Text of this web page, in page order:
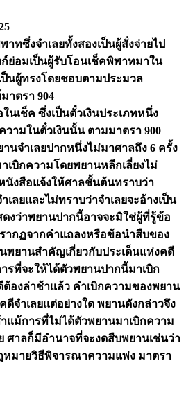
าทซึ่งจำเลยทั้งสองเป็นผู้สั่งจ่ายไป
ย่อมเป็นผู้รับโอนเช็คพิพาทมาใน
ป็นผู้ทรงโดยชอบตามประมวล
าตรา 904
นเช็ค ซึ่งเป็นตั๋วเงินประเภทหนึ่ง
วามในตั๋วเงินนั้น ตามมาตรา 900
นจำเลยปากหนึ่งไม่มาศาลถึง 6 ครั้ง
เบิกความโดยพยานหลีกเลี่ยงไม่
นังสือแจ้งให้ศาลชั้นต้นทราบว่า
เลยและไม่ทราบว่าจำเลยจะอ้างเป็น
งว่าพยานปากนี้อาจจะมิใช่ผู้ที่รู้ข้อ
ากฏจากคำแถลงหรือข้อนำสืบของ
พยานสำคัญเกี่ยวกับประเด็นแห่งคดี
รที่จะให้ได้ตัวพยานปากนี้มาเบิก
องล่าช้าแล้ว คำเบิกความของพยาน
จำเลยแต่อย่างใด พยานดังกล่าวจึง
แม้การที่ไม่ได้ตัวพยานมาเบิกความ
ศาลก็มีอำนาจที่จะงดสืบพยานเช่นว่า
หมายวิธีพิจารณาความแพ่ง มาตรา